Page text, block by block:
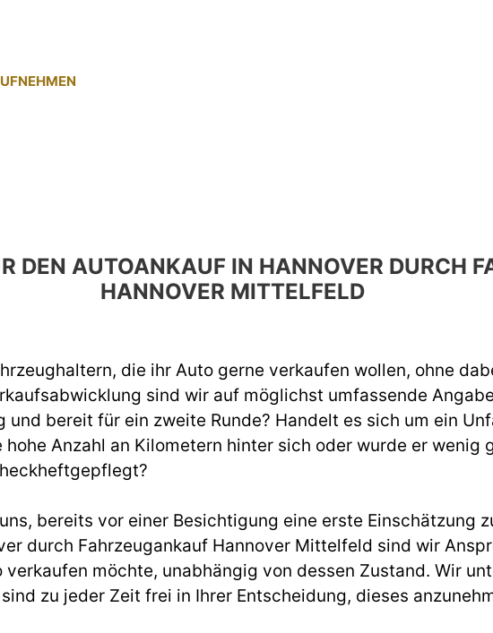
DEN AUTOANKAUF IN HANNOVER DURCH
HANNOVER MITTELFELD
die ihr Auto gerne verkaufen wollen, ohne
sind wir auf möglichst umfassende
bereit für ein zweite Runde? Handelt es sich um ein
Anzahl an Kilometern hinter sich oder wurde er wenig
bereits vor einer Besichtigung eine erste Einschätzung
durch Fahrzeugankauf Hannover Mittelfeld sind wir
möchte, unabhängig von dessen Zustand. Wir
zu jeder Zeit frei in Ihrer Entscheidung, dieses